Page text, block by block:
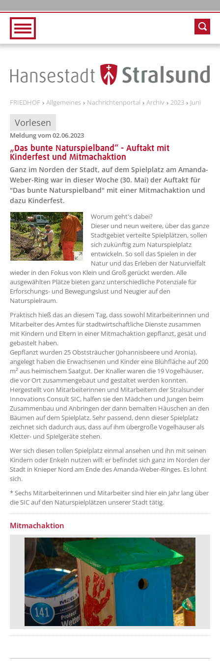
FRIEDHOF Allgemeines Nachrichtenportal Archiv 2023 Juni
Vorlesen
Meldung vom 02.06.2023
„Das bunte Naturspielband“ - Auftakt mit
Kinderfest und Mitmachaktion
Ganz im Norden der Stadt, auf dem Spielplatz am Amanda-
Weber-Ring war in dieser Woche (30. Mai) der Auftakt für
"Das bunte Naturspielband" mit einer Mitmachaktion und
dazu Kinderfest.
??? absaetzeOben[1]/titel ???
Worum geht's dabei?
Dieser und neun weitere, über das ganze
Stadtgebiet verteilte Spielplätzen, sollen
sich zukünftig zum Naturspielplatz
entwickeln. So soll das Spielen in der
Natur und das Erleben der Naturvielfalt
wieder in den Fokus von Klein und Groß gerückt werden. Alle
ausgewählten Plätze bieten ganz unterschiedliche Potenziale für
Erforschungs- und Bewegungslust und Neugier auf den
Naturspielraum.
Praktisch hieß das an diesem Tag, dass sowohl Mitarbeiterinnen und
Mitarbeiter des Amtes für stadtwirtschaftliche Dienste zusammen
mit Kindern und Eltern in einer Mitmachaktion gepflanzt, gesät und
gebastelt haben.
Gepflanzt wurden 25 Obststräucher (Johannisbeere und Aronia),
angelegt haben die Erwachsenen und Kinder eine Blühfläche auf 200
m² aus heimischem Saatgut. Der Knaller waren die 19 Vogelhäuser,
die vor Ort zusammengebaut und gestaltet werden konnten.
Hergestellt von Mitarbeiterinnen und Mitarbeitern der Stralsunder
Innovations Consult SIC, halfen sie den Mädchen und Jungen beim
Zusammenbau und Anbringen der dann bemalten Häuschen an den
Bäumen auf dem Spielplatz. Sehr passend, denn dieser Spielplatz
zeichnet sich dadurch aus, dass auf ihm übergroße Vogelhäuser als
Kletter- und Spielgeräte stehen.
Wer sich diesen tollen Spielplatz einmal ansehen und ihn mit seinen
Kindern oder Enkeln nutzen will: er befindet sich ganz im Norden der
Stadt in Knieper Nord am Ende des Amanda-Weber-Ringes. Es lohnt
sich.
* Sechs Mitarbeiterinnen und Mitarbeiter sind hier ein Jahr lang über
die SIC auf den Naturspielplätzen unserer Stadt tätig.
Mitmachaktion